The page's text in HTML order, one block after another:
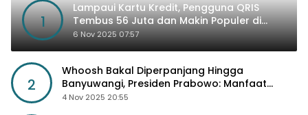
1
Lampaui Kartu Kredit, Pengguna QRIS
Tembus 56 Juta dan Makin Populer di
Kancah Global
6 Nov 2025 07:57
2
Whoosh Bakal Diperpanjang Hingga
Banyuwangi, Presiden Prabowo: Manfaat
Sosial Lebih Besar
4 Nov 2025 20:55